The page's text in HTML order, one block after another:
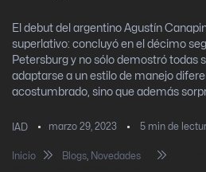
El debut del argentino Agustín
superlativo: concluyó en el décimo
Petersburg y no sólo demostró todas
adaptarse a un estilo de manejo
acostumbrado, sino que además
IAD marzo 29, 2023 5 min de
Inicio Blogs, Novedades